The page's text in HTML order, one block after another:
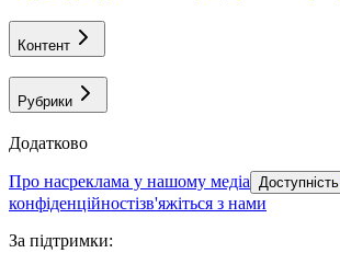
Контент
Рубрики
Додатково
про насреклама у нашому медіа Доступність
конфіденційностізв'яжіться з нами
За підтримки: